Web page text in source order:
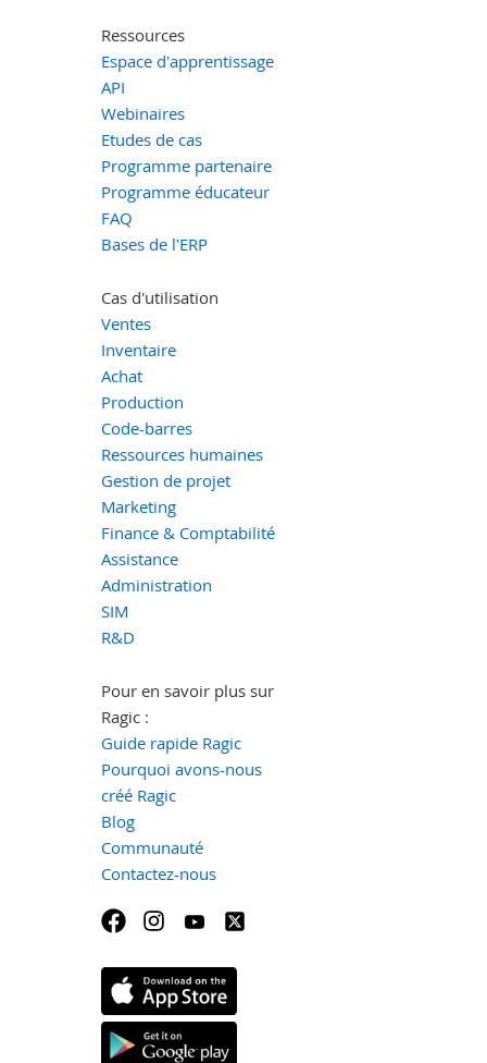
Ressources
Espace d'apprentissage
API
Webinaires
Etudes de cas
Programme partenaire
Programme éducateur
FAQ
Bases de l'ERP
Cas d'utilisation
Ventes
Inventaire
Achat
Production
Code-barres
Ressources humaines
Gestion de projet
Marketing
Finance & Comptabilité
Assistance
Administration
SIM
R&D
Pour en savoir plus sur
Ragic :
Guide rapide Ragic
Pourquoi avons-nous
créé Ragic
Blog
Communauté
Contactez-nous